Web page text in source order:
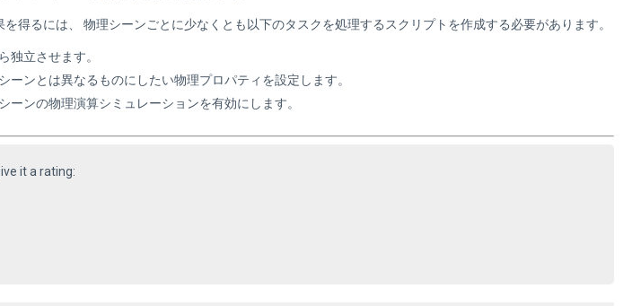
得るには、 物理シーンごとに少なくとも以下のタスクを処理するスクリプトを作成する必要があります。
独立させます。
ーンとは異なるものにしたい物理プロパティを設定します。
ーンの物理演算シミュレーションを有効にします。
it a rating: